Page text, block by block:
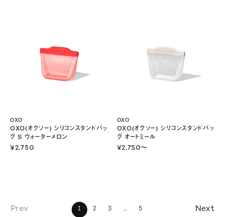
OXO(オクソー) シリコンスタンドバッ
グ S ウォーターメロン
OXO
¥2,750
OXO(オクソー) シリコンスタンドバッ
グ オートミール
OXO
〜
¥2,750
1 2 3 ... 5